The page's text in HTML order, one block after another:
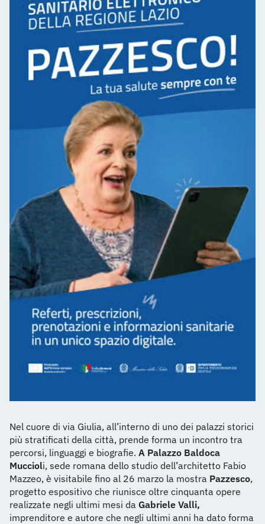
Nel cuore di via Giulia, all’interno di uno dei palazzi storici
più stratificati della città, prende forma un incontro tra
percorsi, linguaggi e biografie. A Palazzo Baldoca
Muccioli, sede romana dello studio dell’architetto Fabio
Mazzeo, è visitabile fino al 26 marzo la mostra Pazzesco,
progetto espositivo che riunisce oltre cinquanta opere
realizzate negli ultimi mesi da Gabriele Valli,
imprenditore e autore che negli ultimi anni ha dato forma